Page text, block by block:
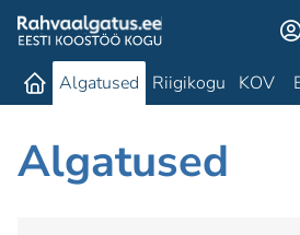
Algatused Riigikogu KOV
Algatused